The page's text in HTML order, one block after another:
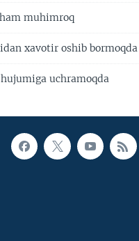
muhimroq
xavotir oshib bormoqda
uchramoqda